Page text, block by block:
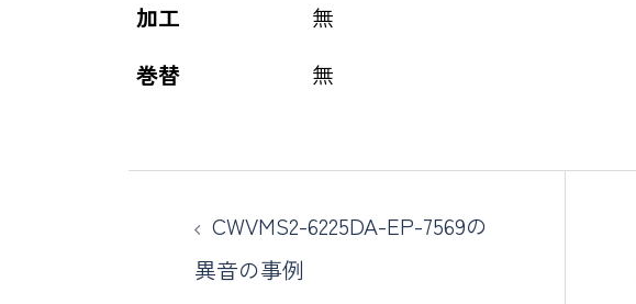
加工
無
巻替
無
CWVMS2-6225DA-EP-7569の
異音の事例